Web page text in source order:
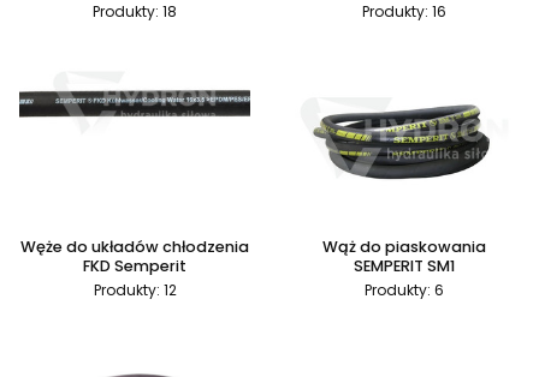
Produkty: 18
Produkty: 16
Węże do układów chłodzenia
FKD Semperit
Produkty: 12
Wąż do piaskowania
SEMPERIT SM1
Produkty: 6